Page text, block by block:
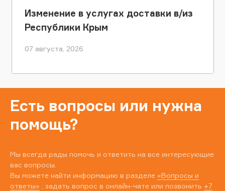
Изменение в услугах доставки в/из
Республики Крым
07 августа, 2026
Есть вопросы или нужна
помощь?
Мы всегда рады помочь и ответить на все интересующие
вас вопросы.
Вы можете найти информацию в разделе «Вопросы и
ответы» , задать вопрос в онлайн-чате или позвонить +7